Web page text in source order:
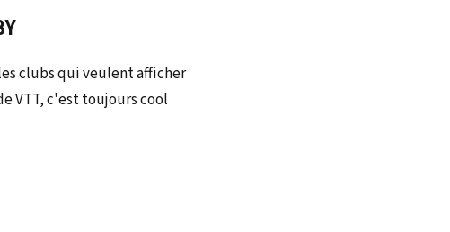
clubs qui veulent afficher
VTT, c'est toujours cool